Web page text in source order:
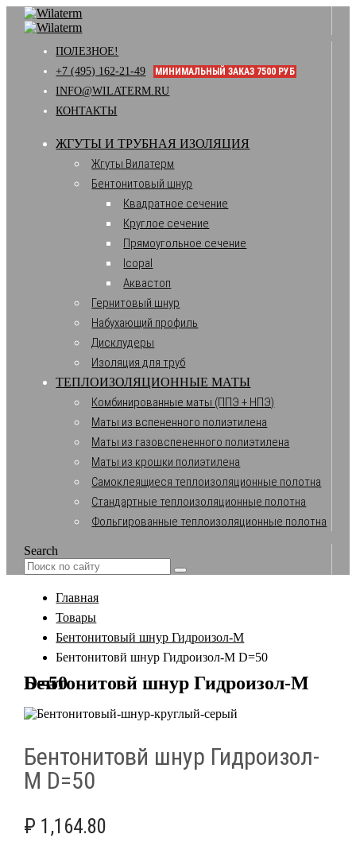
ПОЛЕЗНОЕ!
+7 (495) 162-21-49
МИНИМАЛЬНЫЙ ЗАКАЗ 7500 РУБ
INFO@WILATERM.RU
КОНТАКТЫ
ЖГУТЫ И ТРУБНАЯ ИЗОЛЯЦИЯ
Жгуты Вилатерм
Бентонитовый шнур
Квадратное сечение
Круглое сечение
Прямоугольное сечение
Icopal
Аквастоп
Гернитовый шнур
Набухающий профиль
Дисклудеры
Изоляция для труб
ТЕПЛОИЗОЛЯЦИОННЫЕ МАТЫ
Комбинированные маты (ППЭ + НПЭ)
Маты из вспененного полиэтилена
Маты из газовспененного полиэтилена
Маты из крошки полиэтилена
Самоклеящиеся теплоизоляционные полотна
Стандартные теплоизоляционные полотна
Фольгированные теплоизоляционные полотна
Search
Главная
Товары
Бентонитовый шнур Гидроизол-М
Бентонитовй шнур Гидроизол-М D=50
Бентонитовй шнур Гидроизол-М D=50
Бентонитовй шнур Гидроизол-
М D=50
₽ 1,164.80